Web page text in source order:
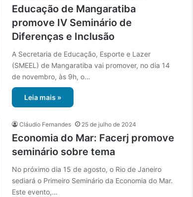
Educação de Mangaratiba
promove IV Seminário de
Diferenças e Inclusão
A Secretaria de Educação, Esporte e Lazer
(SMEEL) de Mangaratiba vai promover, no dia 14
de novembro, às 9h, o…
Leia mais »
Cláudio Fernandes 25 de julho de 2024
Economia do Mar: Facerj promove
seminário sobre tema
No próximo dia 15 de agosto, o Rio de Janeiro
sediará o Primeiro Seminário da Economia do Mar.
Este evento,…